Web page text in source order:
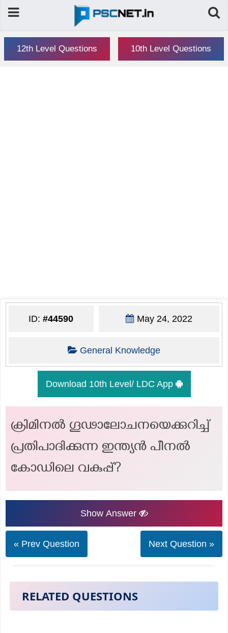
12th Level Questions 10th Level Questions
ID:#44590 May 24, 2022
General Knowledge
Download 10th Level/ LDC App
ക്രിമിനൽ ഗൂഢാലോചനയെക്കുറിച്ച്
പ്രതിപാദിക്കുന്ന ഇന്ത്യൻ പീനൽ
കോഡിലെ വകുപ്പ്?
Show Answer
« Prev Question Next Question »
RELATED QUESTIONS